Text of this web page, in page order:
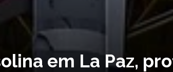
em La Paz,